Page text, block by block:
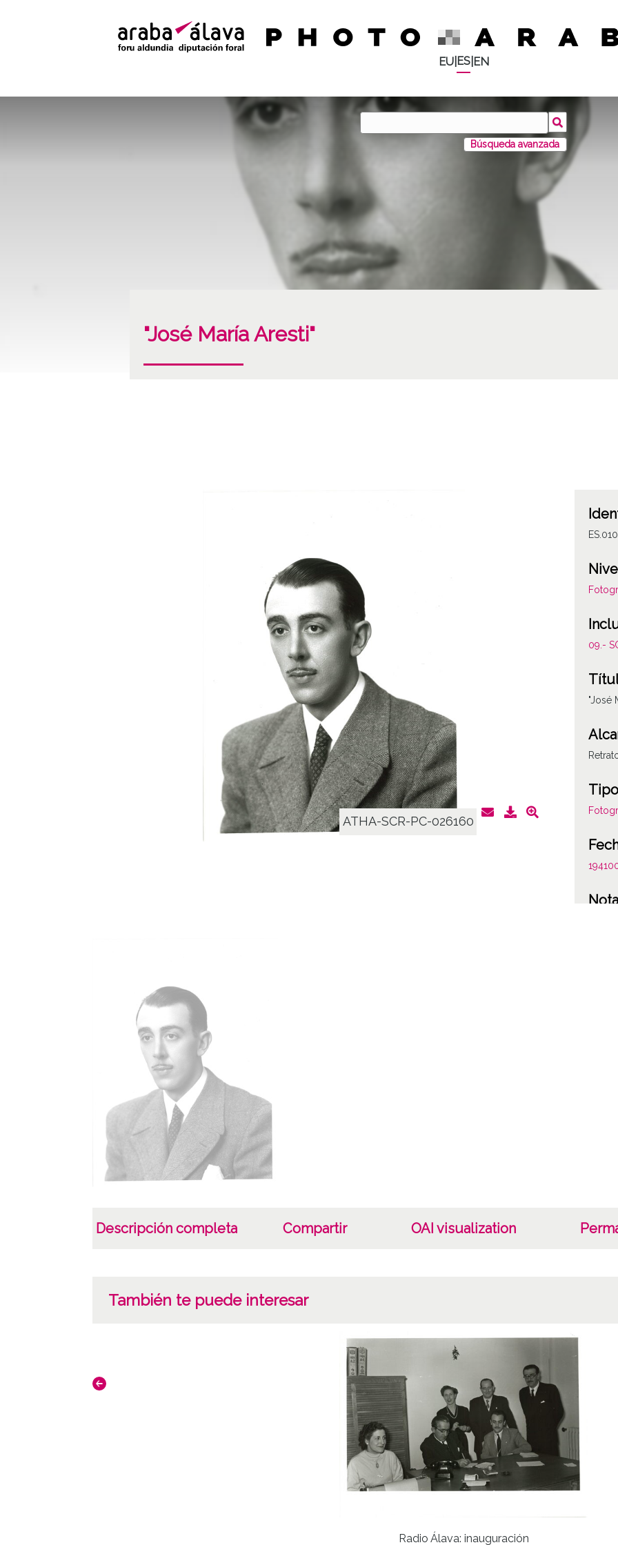
EU| ES| EN
Búsqueda avanzada
"José María Aresti"
ATHA-SCR-PC-026160
09.-
"José
Descripción completa Compartir OAI visualization
También te puede interesar
Radio Álava: inauguración